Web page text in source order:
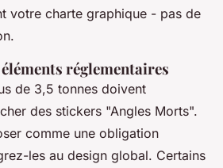
votre charte graphique - pas de
réglementaires
de 3,5 tonnes doivent
des stickers "Angles Morts".
comme une obligation
les au design global. Certains